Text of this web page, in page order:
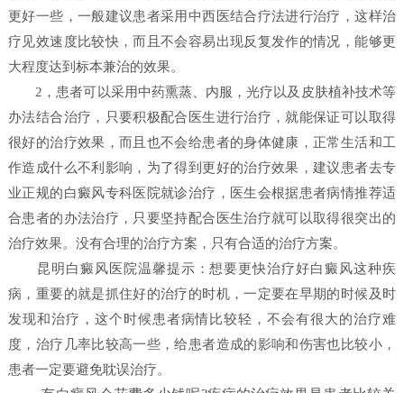
更好一些，一般建议患者采用中西医结合疗法进行治疗，这样治
疗见效速度比较快，而且不会容易出现反复发作的情况，能够更
大程度达到标本兼治的效果。
2，患者可以采用中药熏蒸、内服，光疗以及皮肤植补技术等
办法结合治疗，只要积极配合医生进行治疗，就能保证可以取得
很好的治疗效果，而且也不会给患者的身体健康，正常生活和工
作造成什么不利影响，为了得到更好的治疗效果，建议患者去专
业正规的白癜风专科医院就诊治疗，医生会根据患者病情推荐适
合患者的办法治疗，只要坚持配合医生治疗就可以取得很突出的
治疗效果。没有合理的治疗方案，只有合适的治疗方案。
昆明白癜风医院温馨提示：想要更快治疗好白癜风这种疾
病，重要的就是抓住好的治疗的时机，一定要在早期的时候及时
发现和治疗，这个时候患者病情比较轻，不会有很大的治疗难
度，治疗几率比较高一些，给患者造成的影响和伤害也比较小，
患者一定要避免耽误治疗。